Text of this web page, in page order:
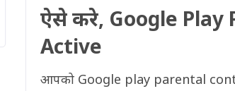
ऐसे करे, Google
Active
आपको Google play parental